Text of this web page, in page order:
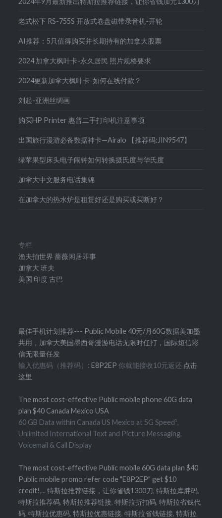
老式松下 RS-755S 开放式卷盘磁带录音机-开轮
AI推荐：5只值得购买并长期持有的加拿大股票
2024 加拿大枫叶卡-永久居民 照片规格要求
2024更新加拿大枫叶卡-如何在线付款？
刘起-亚洲丝绸画
购买HP Printer 惠普二手打印机注意事项
出国旅行漫游必备数据神卡—Airalo 【推荐码:JIN9547】
绿苹果型床头电子闹钟如何转换摄氏度与华氏度
加拿大中文服务电话集锦
在加拿大的热水炉是租赁好还是购买或买断好？
专栏
渔夫拍世界蔷薇闲居即事
加拿大 班夫
美国 印度 古巴
最佳手机计划推荐--- Public Mobile 40元/月60G数据美加墨
共用，加拿大美国墨西哥漫游电话无限时任打，国际短信彩
信无限量任发
输入优惠码（推荐码）:E8P2EP你就能接收10元返还 点击
这里
The most cost-effective Public mobile phone 60G data
plan $40 Canada Mexico USA
60 GB Data within Canada US Mexico at 5G Speed¹,
Unlimited International Text and Picture Messaging,
Voicemail & Call Display
The most cost-effective Public mobile 60G data plan $40
Public mobile promo refer code "E8P2EP" get $10
credit!,...特斯拉推荐链接，让你省钱1300刀,特斯拉库胖码,
特斯拉推荐码,特斯拉推荐链接,特斯拉折扣码,特斯拉省钱代
码,特斯拉优惠码,特斯拉优惠链接, 特斯拉省钱链接,特斯拉